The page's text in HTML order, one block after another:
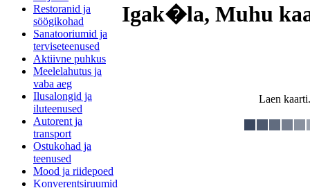
Restoranid ja
söögikohad
Sanatooriumid ja
terviseteenused
Aktiivne puhkus
Meelelahutus ja
vaba aeg
Ilusalongid ja
iluteenused
Autorent ja
transport
Ostukohad ja
teenused
Mood ja riidepoed
Konverentsiruumid
Igak�la, Muhu
Laen